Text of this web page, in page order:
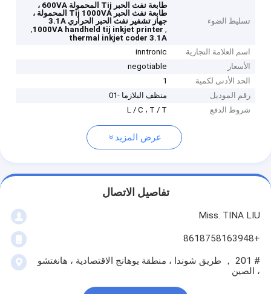
تسليط الضوء
طابعة نفث الحبر Tij المحمولة 600VA ،
طابعة نفث الحبر Tij 1000VA المحمولة ،
جهاز تشفير نفث الحبر الحراري 3.1A
,
1000VA handheld tij inkjet printer
,
thermal inkjet coder 3.1A
اسم العلامة التجارية
inntronic
الأسعار
negotiable
الحد الأدنى لكمية
1
رقم الموديل
منظف ​​البلازما -01
شروط الدفع
L / C ، T / T
عرض المزيد
تفاصيل الاتصال
Miss. TINA LIU
+8618758163948
# 201 ， طريق شوندا ، منطقة يوهانج الاقتصادية ، هانغتشو
، الصين